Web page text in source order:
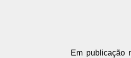
Em publicação